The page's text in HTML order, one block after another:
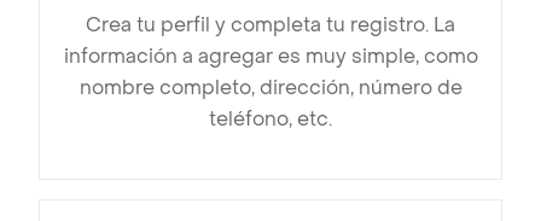
Crea tu perfil y completa tu registro. La
información a agregar es muy simple, como
nombre completo, dirección, número de
teléfono, etc.